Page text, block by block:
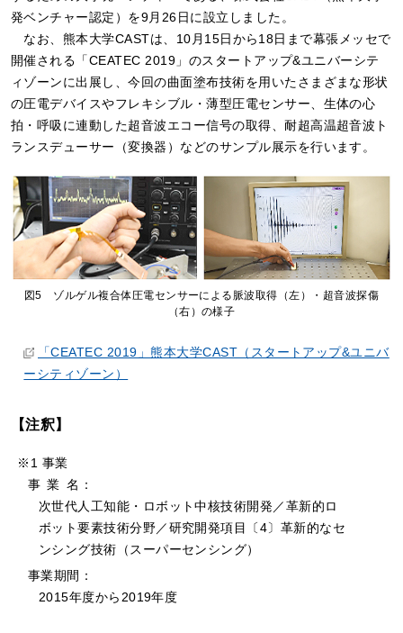
発ベンチャー認定）を9月26日に設立しました。
なお、熊本大学CASTは、10月15日から18日まで幕張メッセで
開催される「CEATEC 2019」のスタートアップ&ユニバーシテ
ィゾーンに出展し、今回の曲面塗布技術を用いたさまざまな形状
の圧電デバイスやフレキシブル・薄型圧電センサー、生体の心
拍・呼吸に連動した超音波エコー信号の取得、耐超高温超音波ト
ランスデューサー（変換器）などのサンプル展示を行います。
図5 ゾルゲル複合体圧電センサーによる脈波取得（左）・超音波探傷
（右）の様子
「CEATEC 2019」熊本大学CAST（スタートアップ&ユニバ
ーシティゾーン）
【注釈】
※1 事業
事 業 名 ：
次世代人工知能・ロボット中核技術開発／革新的ロ
ボット要素技術分野／研究開発項目〔4〕革新的なセ
ンシング技術（スーパーセンシング）
事業期間：
2015年度から2019年度